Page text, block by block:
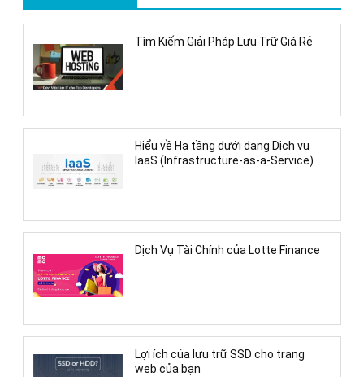
Tìm Kiếm Giải Pháp Lưu Trữ Giá Rẻ
Hiểu về Hạ tầng dưới dạng Dịch vụ
IaaS (Infrastructure-as-a-Service)
Dịch Vụ Tài Chính của Lotte Finance
Lợi ích của lưu trữ SSD cho trang
web của bạn